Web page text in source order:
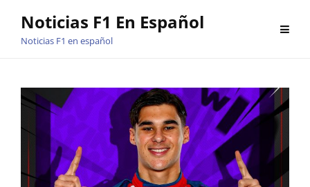
Noticias F1 En Español
Noticias F1 en español